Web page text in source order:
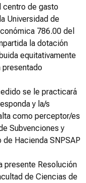
centro de gasto
Universidad de
786.00 del
la dotación
equitativamente
presentado
se le practicará
y la/s
como perceptor/es
Subvenciones y
Hacienda SNPSAP
presente Resolución
de Ciencias de